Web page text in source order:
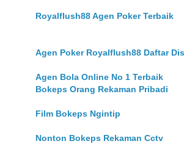
Royalflush88 Agen Poker Terbaik
Agen Poker Royalflush88 Daftar
Agen Bola Online No 1 Terbaik
Bokeps Orang Rekaman Pribadi
Film Bokeps Ngintip
Nonton Bokeps Rekaman Cctv